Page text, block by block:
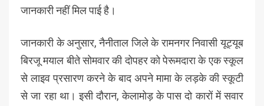
जानकारी नहीं मिल पाई है।
जानकारी के अनुसार, नैनीताल जिले के रामनगर निवासी यूट्यूब
बिरजू मयाल बीते सोमवार की दोपहर को पेरूमदारा के एक स्कूल
से लाइव प्रसारण करने के बाद अपने मामा के लड़के की स्कूटी
से जा रहा था। इसी दौरान, केलामोड़ के पास दो कारों में सवार